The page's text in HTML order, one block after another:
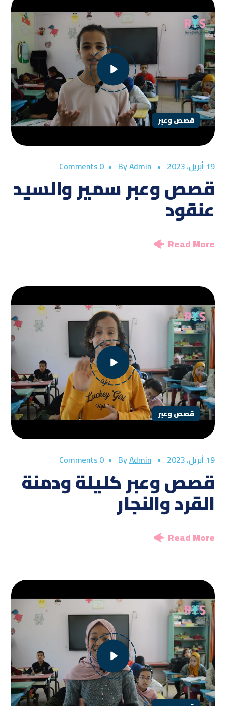
قصص وعبر
19 أبريل، 2023 By
Admin
0 Comments
قصص وعبر سمير والسيد
عنقود
Read More
قصص وعبر
19 أبريل، 2023 By
Admin
0 Comments
قصص وعبر كليلة ودمنة
القرد والنجار
Read More